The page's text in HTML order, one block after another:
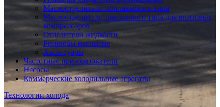
Маслоотделители поплавкового типа
Маслоотделители циклонного типа для винтовых
компрессоров
Отделители жидкости
Ресиверы масляные
Аксессуары
Частотные преобразователи
Насосы
Коммерческие холодильные агрегаты
Технологии холода